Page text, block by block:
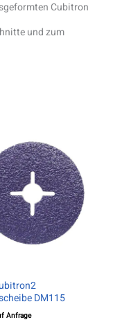
Cubitron
und zum
DM115
Anfrage